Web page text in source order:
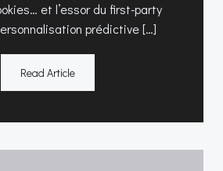
et l’essor du first-party
prédictive […]
Read Article